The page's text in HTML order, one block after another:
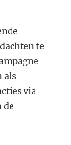
te
als
via
de